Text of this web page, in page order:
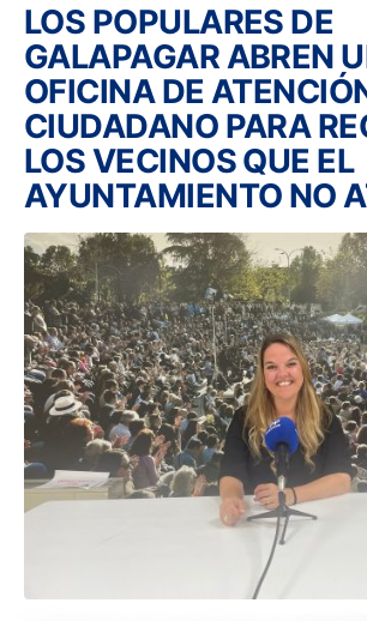
LOS POPULARES DE
GALAPAGAR ABREN
OFICINA DE
CIUDADANO PARA
LOS VECINOS QUE EL
AYUNTAMIENTO NO